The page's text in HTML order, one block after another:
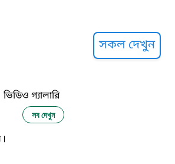
প্রতিরোধ
সকল দেখুন
ভিডিও গ্যালারি
সব দেখুন